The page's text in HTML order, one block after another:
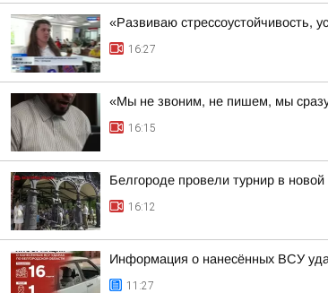
«Развиваю стрессоустойчивость,
16:27
«Мы не звоним, не пишем, мы
16:15
Белгороде провели турнир в
16:12
Информация о нанесённых ВСУ
11:27